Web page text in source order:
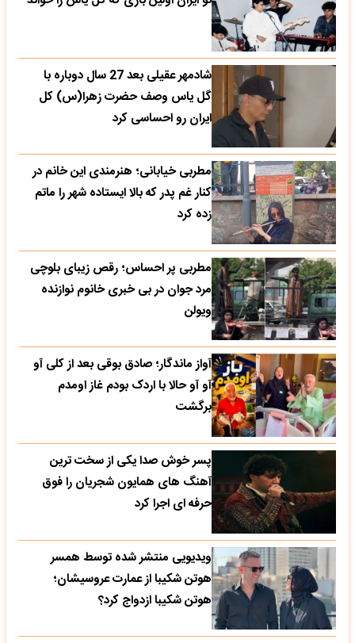
شادمهر عقیلی بعد 27 سال دوباره با
گل یاس وصف حضرت زهرا(س) کل
ایران رو احساسی کرد
مطربی خیابانی؛ هنرمندی این خانم در
کنار غم پدر که بالا ایستاده شهر را ماتم
زده کرد
مطربی پر احساس؛ رقص زیبای بلوچی
مرد جوان در بی خبری خانوم نوازنده
ویولن
آواز ماندگار؛ صادق بوقی بعد از کلی آو
آو آو حالا با اردک بودم غاز اومدم
برگشت
پسر خوش صدا یکی از سخت ترین
آهنگ های همایون شجریان را فوق
حرفه ای اجرا کرد
ویدیویی منتشر شده توسط همسر
هوتن شکیبا از عمارت عروسیشان؛
هوتن شکیبا ازدواج کرد؟